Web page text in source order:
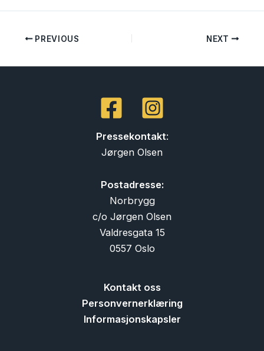
PREVIOUS NEXT
Pressekontakt:
Jørgen Olsen
Postadresse:
Norbrygg
c/o Jørgen Olsen
Valdresgata 15
0557 Oslo
Kontakt oss
Personvernerklæring
Informasjonskapsler